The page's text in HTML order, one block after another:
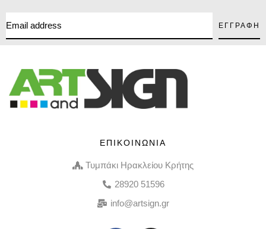
ΕΠΙΚΟΙΝΩΝΙΑ
Τυμπάκι Ηρακλείου Κρήτης
28920 51596
info@artsign.gr